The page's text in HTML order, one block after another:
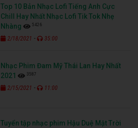
Top 10 Bản Nhạc Lofi Tiếng Anh Cực
Chill Hay Nhất Nhạc Lofi Tik Tok Nhẹ
Nhàng
5426
2/18/2021 - 35:00
Nhạc Phim Đam Mỹ Thái Lan Hay Nhất
2021
3587
2/15/2021 - 11:00
Tuyển tập nhạc phim Hậu Duệ Mặt Trời